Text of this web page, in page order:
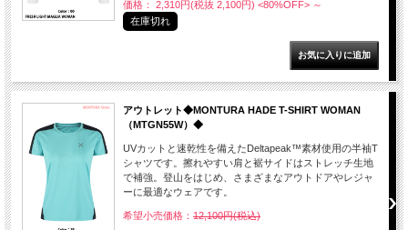
価格： 2,310円(税抜 2,100円) <80%OFF> ～
在庫切れ
アウトレット◆MONTURA HADE T-SHIRT WOMAN
（MTGN55W）◆
UVカットと速乾性を備えたDeltapeak™素材使用の半袖T
シャツです。擦れやすい肩と裾サイドはストレッチ生地
で補強。登山をはじめ、さまざまなアウトドアやレジャ
ーに最適なウェアです。
希望小売価格： 12,100円(税込)